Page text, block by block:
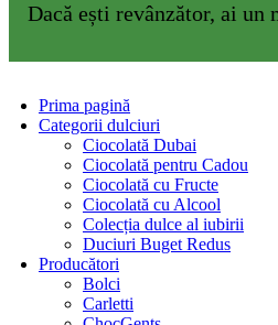
Dacă ești revânzător, ai un
Prima pagină
Categorii dulciuri
Ciocolată Dubai
Ciocolată pentru Cadou
Ciocolată cu Fructe
Ciocolată cu Alcool
Colecția dulce al iubirii
Duciuri Buget Redus
Producători
Bolci
Carletti